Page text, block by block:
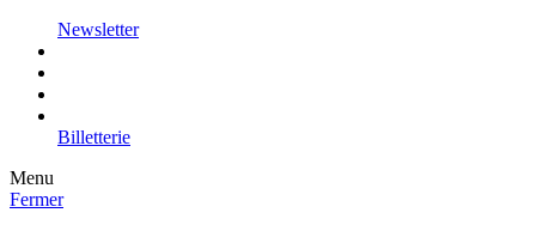
Newsletter
Billetterie
Menu
Fermer